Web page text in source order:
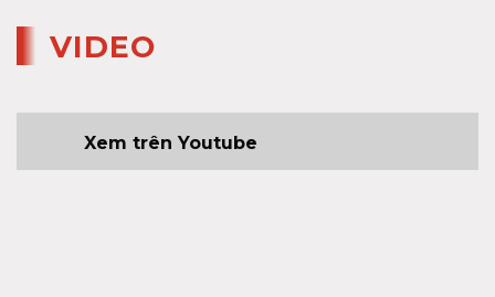
VIDEO
Xem trên Youtube